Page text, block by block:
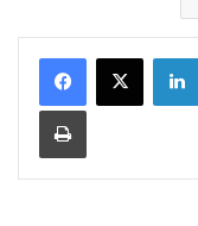
Print